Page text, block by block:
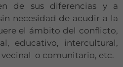
de sus diferencias y a
necesidad de acudir a la
el ámbito del conflicto,
educativo, intercultural,
o comunitario, etc.